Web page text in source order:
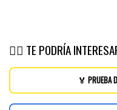
👉🏽 TE PODRÍA
🏅 PRUEBA